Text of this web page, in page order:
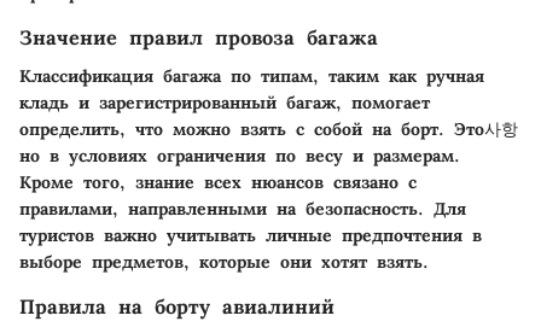
Значение правил провоза багажа
Классификация багажа по типам, таким как ручная
кладь и зарегистрированный багаж, помогает
определить, что можно взять с собой на борт. Это사항
но в условиях ограничения по весу и размерам.
Кроме того, знание всех нюансов связано с
правилами, направленными на безопасность. Для
туристов важно учитывать личные предпочтения в
выборе предметов, которые они хотят взять.
Правила на борту авиалиний